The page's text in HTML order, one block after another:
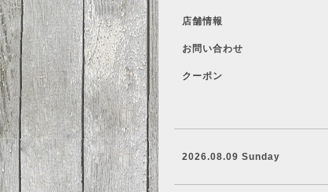
店舗情報
お問い合わせ
クーポン
2026.08.09 Sunday